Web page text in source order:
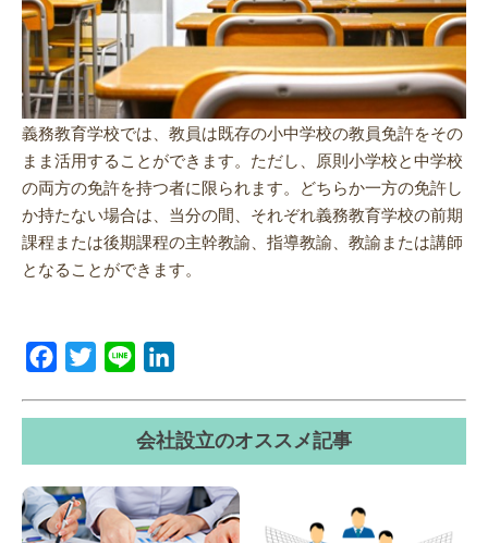
義務教育学校では、教員は既存の小中学校の教員免許をその
まま活用することができます。ただし、原則小学校と中学校
の両方の免許を持つ者に限られます。どちらか一方の免許し
か持たない場合は、当分の間、それぞれ義務教育学校の前期
課程または後期課程の主幹教諭、指導教諭、教諭または講師
となることができます。
Facebook
Twitter Line
会社設立のオススメ記事